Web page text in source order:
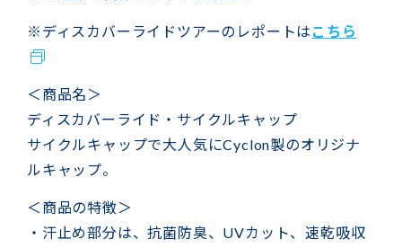
※ディスカバーライドツアーのレポートは こちら
＜商品名＞
ディスカバーライド・サイクルキャップ
サイクルキャップで大人気にCyclon製のオリジナ
ルキャップ。
＜商品の特徴＞
・汗止め部分は、抗菌防臭、UVカット、速乾吸収